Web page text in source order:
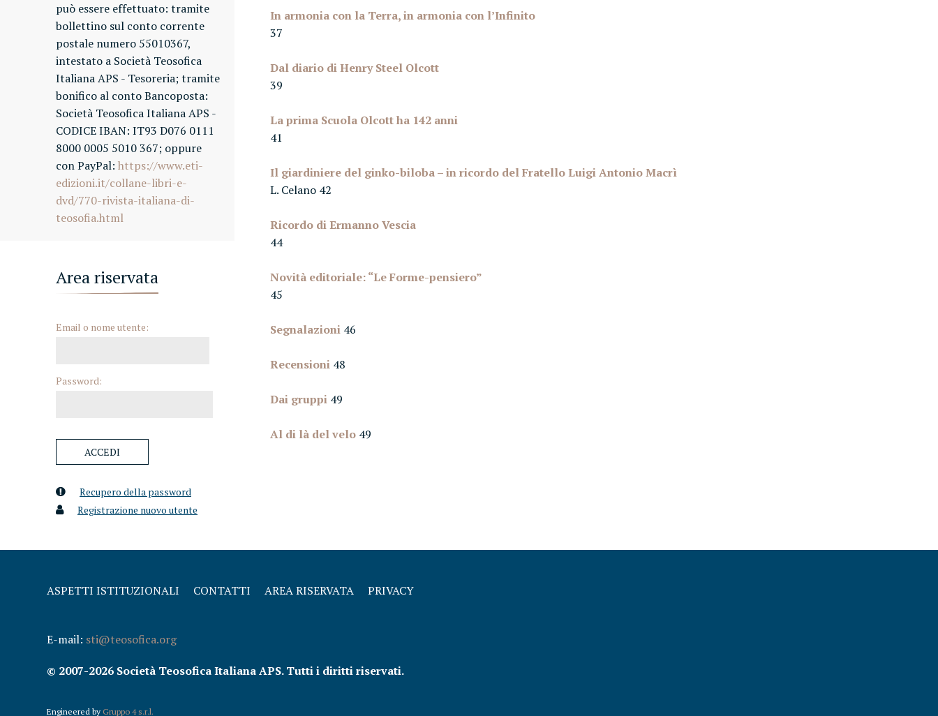
può essere effettuato: tramite
bollettino sul conto corrente
postale numero 55010367,
intestato a Società Teosofica
Italiana APS - Tesoreria; tramite
bonifico al conto Bancoposta:
Società Teosofica Italiana APS -
CODICE IBAN: IT93 D076 0111
8000 0005 5010 367; oppure
con PayPal: https://www.eti-
edizioni.it/collane-libri-e-
dvd/770-rivista-italiana-di-
teosofia.html
Area riservata
Email o nome utente:
Password:
Recupero della password
Registrazione nuovo utente
In armonia con la Terra, in armonia con l’Infinito
37
Dal diario di Henry Steel Olcott
39
La prima Scuola Olcott ha 142 anni
41
Il giardiniere del ginko-biloba – in ricordo del Fratello Luigi Antonio Macrì
L. Celano 42
Ricordo di Ermanno Vescia
44
Novità editoriale: “Le Forme-pensiero”
45
Segnalazioni 46
Recensioni 48
Dai gruppi 49
Al di là del velo 49
ASPETTI ISTITUZIONALI CONTATTI AREA RISERVATA PRIVACY
E-mail: sti@teosofica.org
© 2007-2026 Società Teosofica Italiana APS. Tutti i diritti riservati.
Engineered by Gruppo 4 s.r.l.